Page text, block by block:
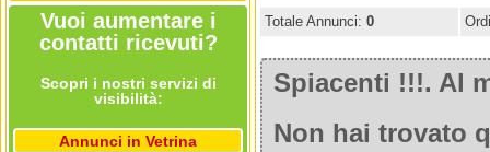
Vuoi aumentare i
contatti ricevuti?
Scopri i nostri servizi di
visibilità:
Annunci in Vetrina
Totale Annunci: 0
Spiacenti !!!. Al
Non hai trovato